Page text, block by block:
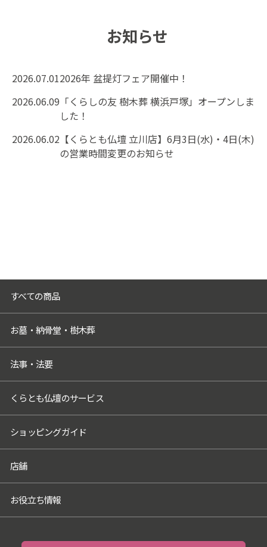
お知らせ
2026.07.012026年 盆提灯フェア開催中！
2026.06.09 「くらしの友 樹木葬 横浜戸塚」オープンしま
した！
2026.06.02 【くらとも仏壇 立川店】6月3日(水)・4日(木)
の営業時間変更のお知らせ
すべての商品
お墓・納骨堂・樹木葬
法事・法要
くらとも仏壇のサービス
ショッピングガイド
店舗
お役立ち情報